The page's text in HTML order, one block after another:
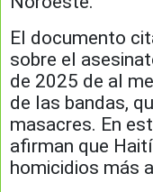
El documento
sobre el
de 2025 de al
de las bandas,
masacres. En
afirman que
homicidios más